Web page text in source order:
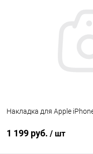
Накладка для Apple
1 199 руб. / шт